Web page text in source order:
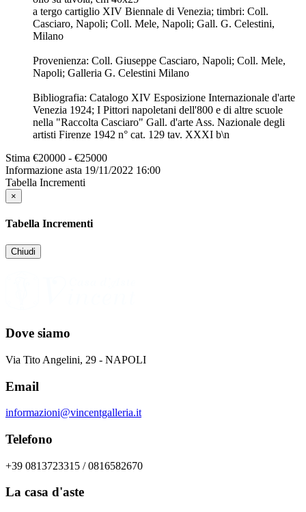
a tergo cartiglio XIV Biennale di Venezia; timbri: Coll.
Casciaro, Napoli; Coll. Mele, Napoli; Gall. G. Celestini,
Milano
Provenienza: Coll. Giuseppe Casciaro, Napoli; Coll. Mele,
Napoli; Galleria G. Celestini Milano
Bibliografia: Catalogo XIV Esposizione Internazionale d'arte
Venezia 1924; I Pittori napoletani dell'800 e di altre scuole
nella "Raccolta Casciaro" Gall. d'arte Ass. Nazionale degli
artisti Firenze 1942 n° cat. 129 tav. XXXI b\n
Stima €20000 - €25000
Informazione asta 19/11/2022 16:00
Tabella Incrementi
×
Tabella Incrementi
Chiudi
Dove siamo
Via Tito Angelini, 29 - NAPOLI
Email
informazioni@vincentgalleria.it
Telefono
+39 0813723315 / 0816582670
La casa d'aste